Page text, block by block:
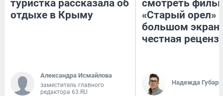
туристка рассказала об
отдыхе в Крыму
Александра Исмайлова
заместитель главного
редактора 63.RU
смотреть
«Старый орел»
большом
честная
Надежда Губарь